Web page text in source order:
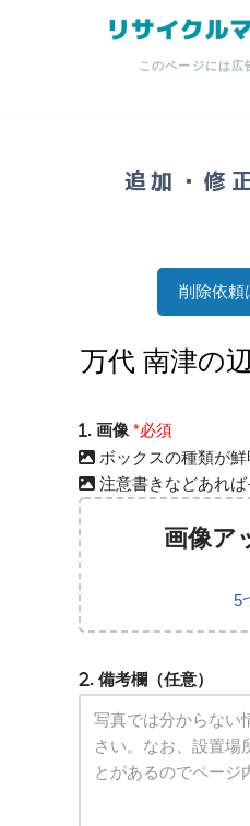
このページには広
追加・修
削除依頼
. 画像 *必須
ボックスの種類が
注意書きなどあれ
画像ア
5
. 備考欄（任意）